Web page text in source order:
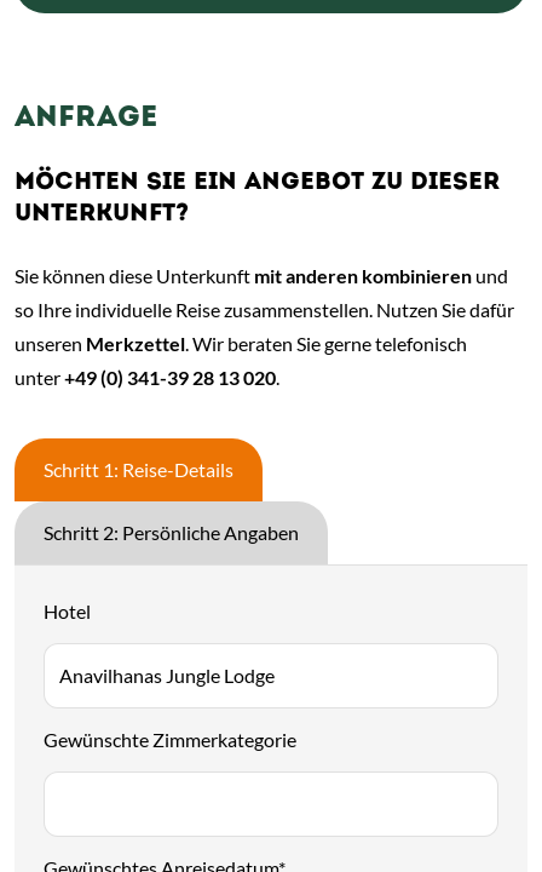
ANFRAGE
MÖCHTEN SIE EIN ANGEBOT ZU DIESER
UNTERKUNFT?
Sie können diese Unterkunft mit anderen kombinieren und
so Ihre individuelle Reise zusammenstellen. Nutzen Sie dafür
unseren Merkzettel . Wir beraten Sie gerne telefonisch
unter+49 (0) 341-39 28 13 020
Schritt 1: Reise-Details
Schritt 2: Persönliche Angaben
Hotel
Gewünschte Zimmerkategorie
Gewünschtes Anreisedatum*